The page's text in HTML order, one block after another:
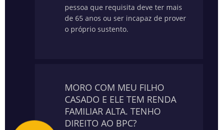
pessoa que requisita deve ter mais
de 65 anos ou ser incapaz de prover
o próprio sustento.
MORO COM MEU FILHO
CASADO E ELE TEM RENDA
FAMILIAR ALTA. TENHO
DIREITO AO BPC?